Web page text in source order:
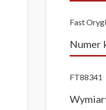
Fast
Numer
FT88341